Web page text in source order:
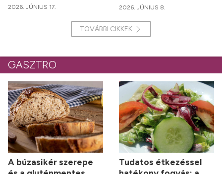
2026. JÚNIUS 17. 2026. JÚNIUS 8.
TOVÁBBI CIKKEK
GASZTRO
A búzasikér szerepe
Tudatos étkezéssel